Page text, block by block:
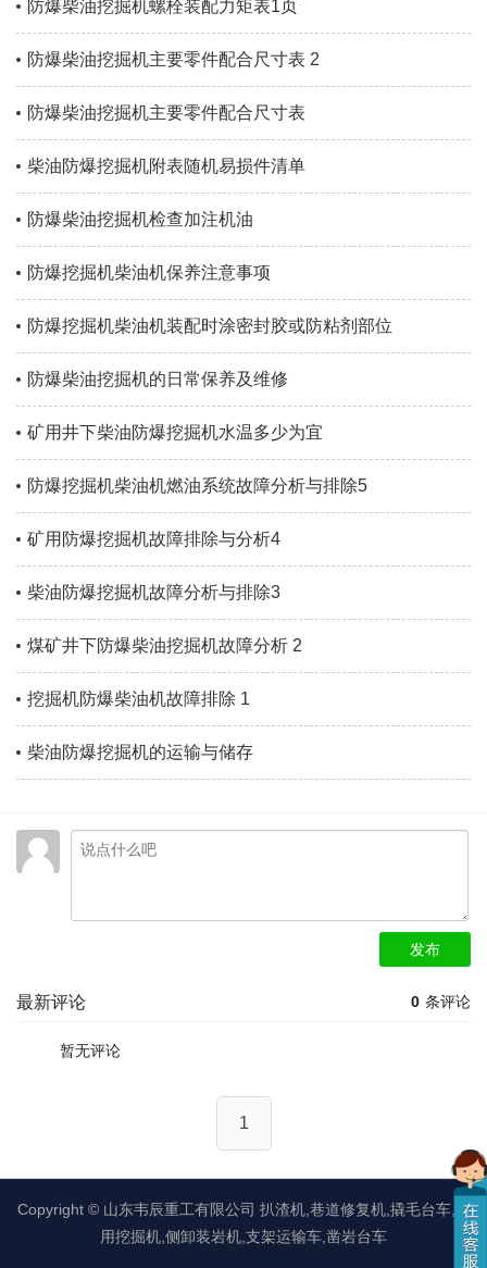
防爆柴油挖掘机螺栓装配力矩表1页
防爆柴油挖掘机主要零件配合尺寸表 2
防爆柴油挖掘机主要零件配合尺寸表
柴油防爆挖掘机附表随机易损件清单
防爆柴油挖掘机检查加注机油
防爆挖掘机柴油机保养注意事项
防爆挖掘机柴油机装配时涂密封胶或防粘剂部位
防爆柴油挖掘机的日常保养及维修
矿用井下柴油防爆挖掘机水温多少为宜
防爆挖掘机柴油机燃油系统故障分析与排除5
矿用防爆挖掘机故障排除与分析4
柴油防爆挖掘机故障分析与排除3
煤矿井下防爆柴油挖掘机故障分析 2
挖掘机防爆柴油机故障排除 1
柴油防爆挖掘机的运输与储存
发布
0 条评论
最新评论
暂无评论
1
Copyright © 山东韦辰重工有限公司 扒渣机,巷道修复机,撬毛台车,矿
用挖掘机,侧卸装岩机,支架运输车,凿岩台车